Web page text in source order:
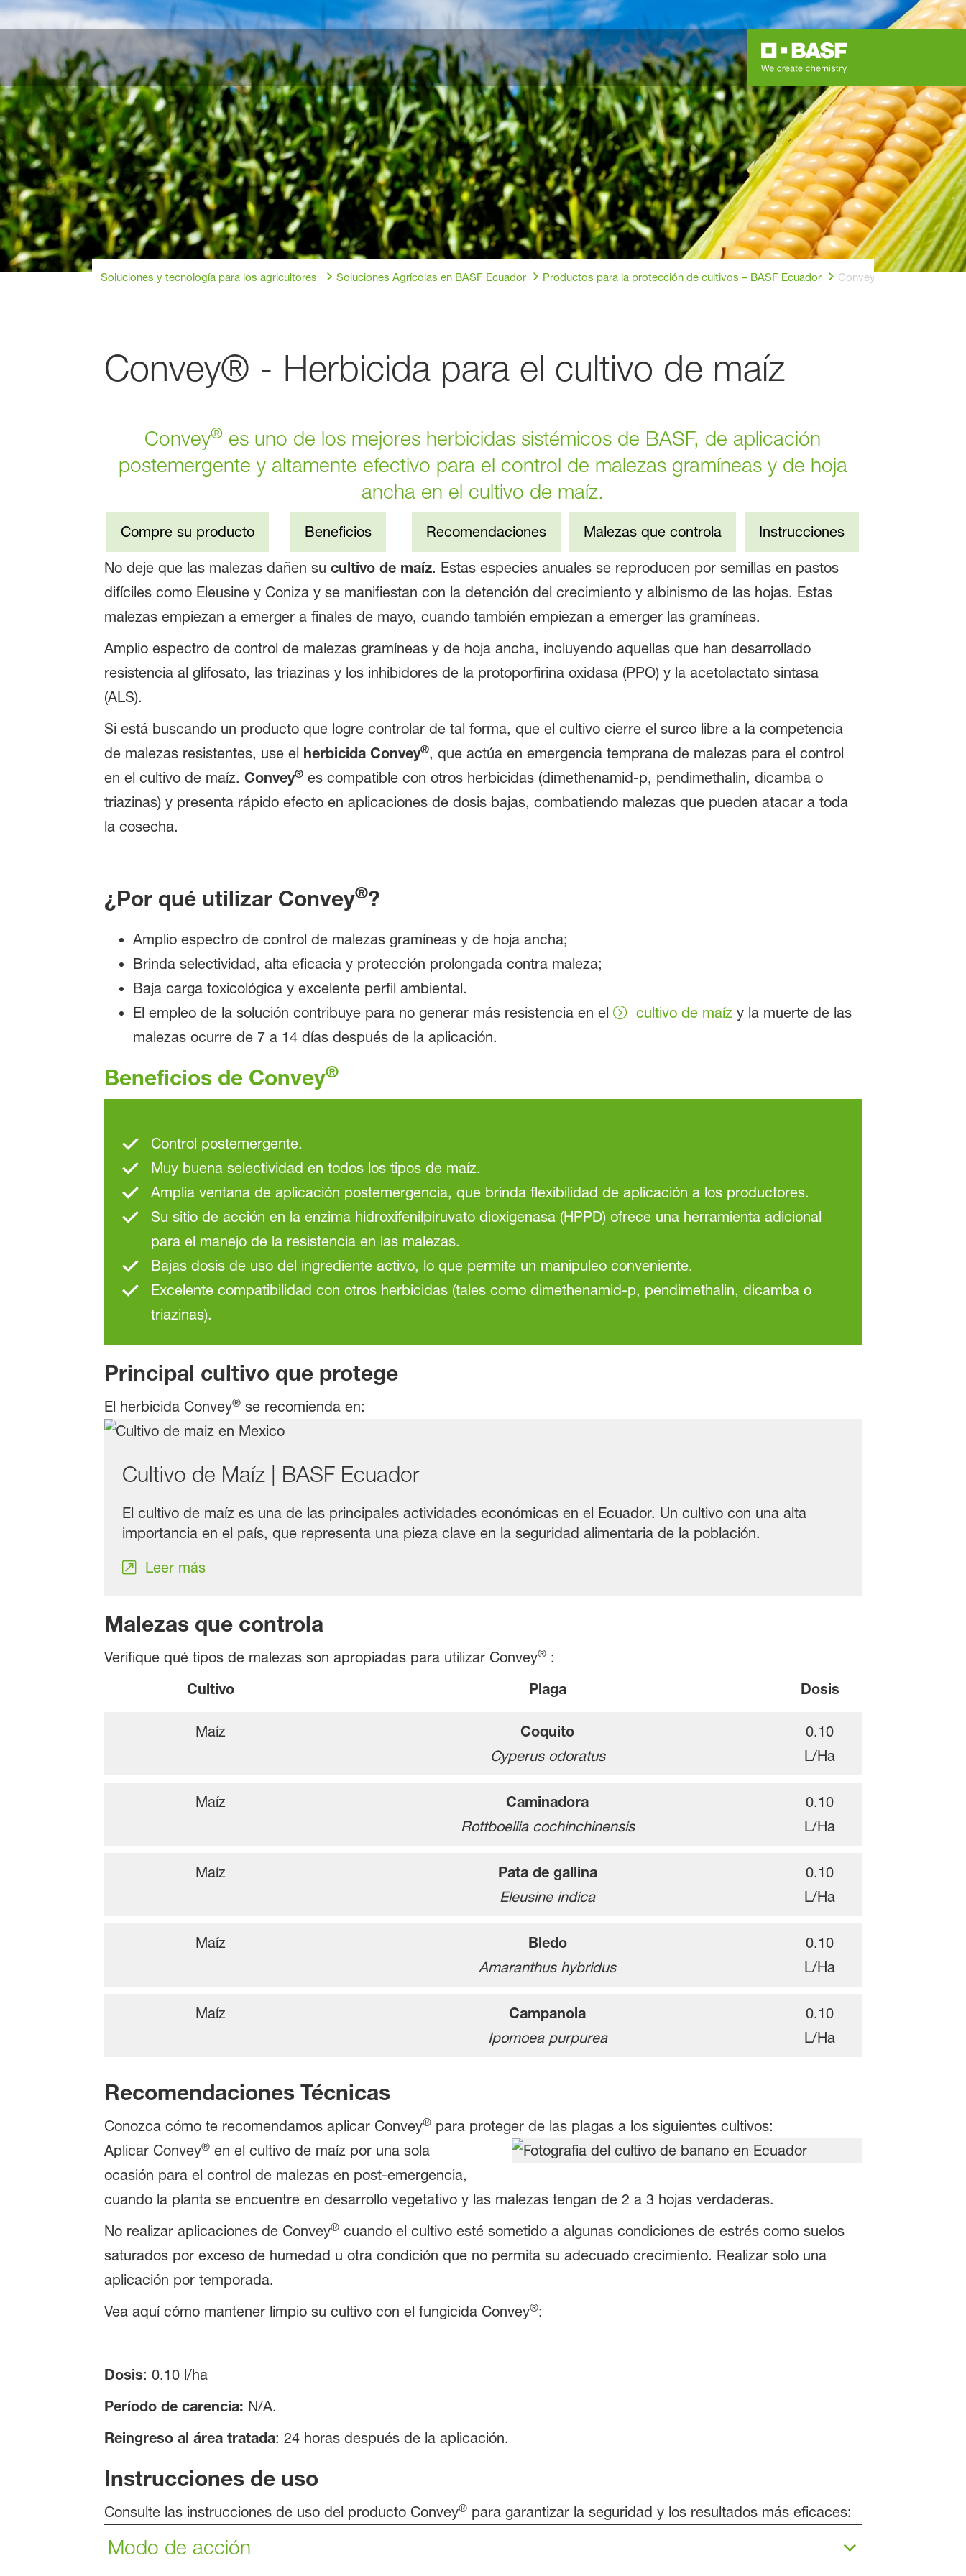
Soluciones y tecnología para los agricultores Soluciones Agrícolas en BASF Ecuador Productos para la protección de cultivos – BASF Ecuador Convey®
Convey® - Herbicida para el cultivo de maíz
Convey® es uno de los mejores herbicidas sistémicos de BASF, de aplicación
postemergente y altamente efectivo para el control de malezas gramíneas y de hoja
ancha en el cultivo de maíz.
Compre su producto Beneficios Recomendaciones Malezas que controla Instrucciones
No deje que las malezas dañen su cultivo de maíz. Estas especies anuales se reproducen por semillas en pastos
difíciles como Eleusine y Coniza y se manifiestan con la detención del crecimiento y albinismo de las hojas. Estas
malezas empiezan a emerger a finales de mayo, cuando también empiezan a emerger las gramíneas.
Amplio espectro de control de malezas gramíneas y de hoja ancha, incluyendo aquellas que han desarrollado
resistencia al glifosato, las triazinas y los inhibidores de la protoporfirina oxidasa (PPO) y la acetolactato sintasa
(ALS).
Si está buscando un producto que logre controlar de tal forma, que el cultivo cierre el surco libre a la competencia
de malezas resistentes, use el herbicida Convey®, que actúa en emergencia temprana de malezas para el control
en el cultivo de maíz. Convey® es compatible con otros herbicidas (dimethenamid-p, pendimethalin, dicamba o
triazinas) y presenta rápido efecto en aplicaciones de dosis bajas, combatiendo malezas que pueden atacar a toda
la cosecha.
¿Por qué utilizar Convey®?
Amplio espectro de control de malezas gramíneas y de hoja ancha;
Brinda selectividad, alta eficacia y protección prolongada contra maleza;
Baja carga toxicológica y excelente perfil ambiental.
El empleo de la solución contribuye para no generar más resistencia en el
cultivo de maízy la muerte de las
malezas ocurre de 7 a 14 días después de la aplicación.
Beneficios de Convey®
Control postemergente.
Muy buena selectividad en todos los tipos de maíz.
Amplia ventana de aplicación postemergencia, que brinda flexibilidad de aplicación a los productores.
Su sitio de acción en la enzima hidroxifenilpiruvato dioxigenasa (HPPD) ofrece una herramienta adicional
para el manejo de la resistencia en las malezas.
Bajas dosis de uso del ingrediente activo, lo que permite un manipuleo conveniente.
Excelente compatibilidad con otros herbicidas (tales como dimethenamid-p, pendimethalin, dicamba o
triazinas).
Principal cultivo que protege
El herbicida Convey® se recomienda en:
Cultivo de Maíz | BASF Ecuador
El cultivo de maíz es una de las principales actividades económicas en el Ecuador. Un cultivo con una alta
importancia en el país, que representa una pieza clave en la seguridad alimentaria de la población.
Leer más
Malezas que controla
Verifique qué tipos de malezas son apropiadas para utilizar Convey®:
Cultivo Plaga Dosis
Maíz Coquito
Cyperus odoratus
0.10
L/Ha
Maíz Caminadora
Rottboellia cochinchinensis
0.10
L/Ha
Maíz Pata de gallina
Eleusine indica
0.10
L/Ha
Maíz Bledo
Amaranthus hybridus
0.10
L/Ha
Maíz Campanola
Ipomoea purpurea
0.10
L/Ha
Recomendaciones Técnicas
Conozca cómo te recomendamos aplicar Convey®para proteger de las plagas a los siguientes cultivos:
Aplicar Convey®en el cultivo de maíz por una sola
ocasión para el control de malezas en post-emergencia,
cuando la planta se encuentre en desarrollo vegetativo y las malezas tengan de 2 a 3 hojas verdaderas.
No realizar aplicaciones de Convey®cuando el cultivo esté sometido a algunas condiciones de estrés como suelos
saturados por exceso de humedad u otra condición que no permita su adecuado crecimiento. Realizar solo una
aplicación por temporada.
Vea aquí cómo mantener limpio su cultivo con el fungicida Convey®:
Dosis: 0.10 l/ha
Período de carencia: N/A.
Reingreso al área tratada: 24 horas después de la aplicación.
Instrucciones de uso
Consulte las instrucciones de uso del producto Convey®para garantizar la seguridad y los resultados más eficaces:
Modo de acción